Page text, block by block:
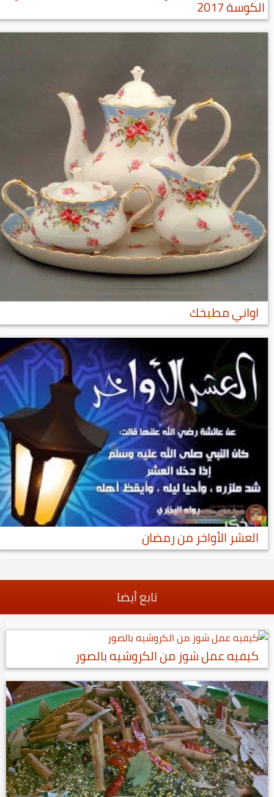
الكوسة 2017
اواني مطبخك
العشر الأواخر من رمضان
تابع أيضا
كيفيه عمل شوز من الكروشيه بالصور